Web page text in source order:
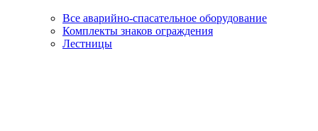
Все аварийно-спасательное оборудование
Комплекты знаков ограждения
Лестницы